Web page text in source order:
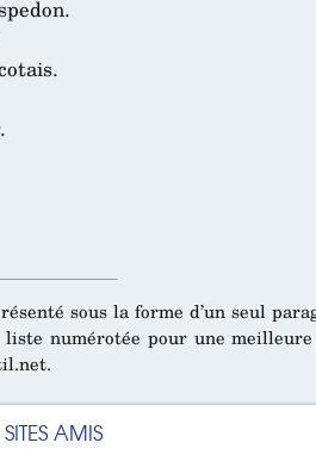
sous la forme d’un seul
liste numérotée pour une
SITES AMIS